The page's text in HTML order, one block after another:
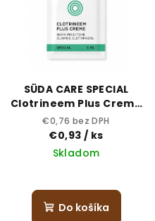
SÜDA CARE SPECIAL
Clotrineem Plus Creme
5 ml - vzorka
€0,76 bez DPH
€0,93 / ks
Skladom
Do košíka